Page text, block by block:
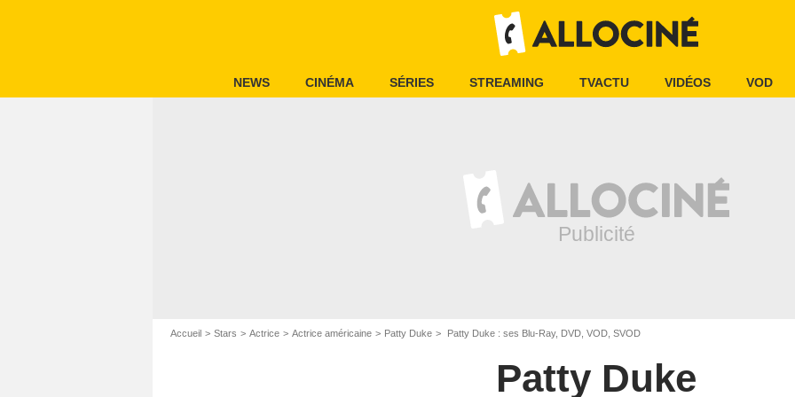
NEWS CINÉMA SÉRIES STREAMING TVACTU VIDÉOS VOD
Accueil Stars Actrice Actrice américaine Patty Duke Patty Duke : ses Blu-Ray, DVD, VOD, SVOD
Patty Duke